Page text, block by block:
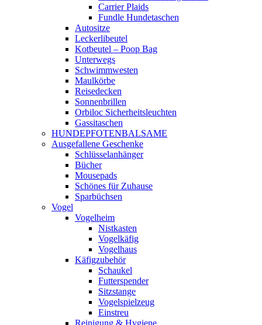
Carrier Plaids
Fundle Hundetaschen
Autositze
Leckerlibeutel
Kotbeutel – Poop Bag
Unterwegs
Schwimmwesten
Maulkörbe
Reisedecken
Sonnenbrillen
Orbiloc Sicherheitsleuchten
Gassitaschen
HUNDEPFOTENBALSAME
Ausgefallene Geschenke
Schlüsselanhänger
Bücher
Mousepads
Schönes für Zuhause
Sparbüchsen
Vogel
Vogelheim
Nistkasten
Vogelkäfig
Vogelhaus
Käfigzubehör
Schaukel
Futterspender
Sitzstange
Vogelspielzeug
Einstreu
Reinigung & Hygiene